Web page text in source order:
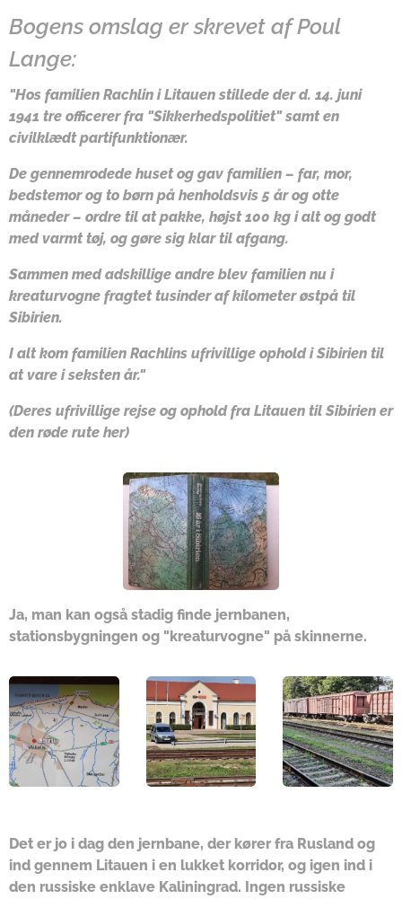
Bogens omslag er skrevet af Poul
Lange:
"Hos familien Rachlin i Litauen stillede der d. 14. juni
1941 tre officerer fra "Sikkerhedspolitiet" samt en
civilklædt partifunktionær.
De gennemrodede huset og gav familien – far, mor,
bedstemor og to børn på henholdsvis 5 år og otte
måneder – ordre til at pakke, højst 100 kg i alt og godt
med varmt tøj, og gøre sig klar til afgang.
Sammen med adskillige andre blev familien nu i
kreaturvogne fragtet tusinder af kilometer østpå til
Sibirien.
I alt kom familien Rachlins ufrivillige ophold i Sibirien til
at vare i seksten år."
(Deres ufrivillige rejse og ophold fra Litauen til Sibirien er
den røde rute her)
Ja, man kan også stadig finde jernbanen,
stationsbygningen og "kreaturvogne" på skinnerne.
Det er jo i dag den jernbane, der kører fra Rusland og
ind gennem Litauen i en lukket korridor, og igen ind i
den russiske enklave Kaliningrad. Ingen russiske